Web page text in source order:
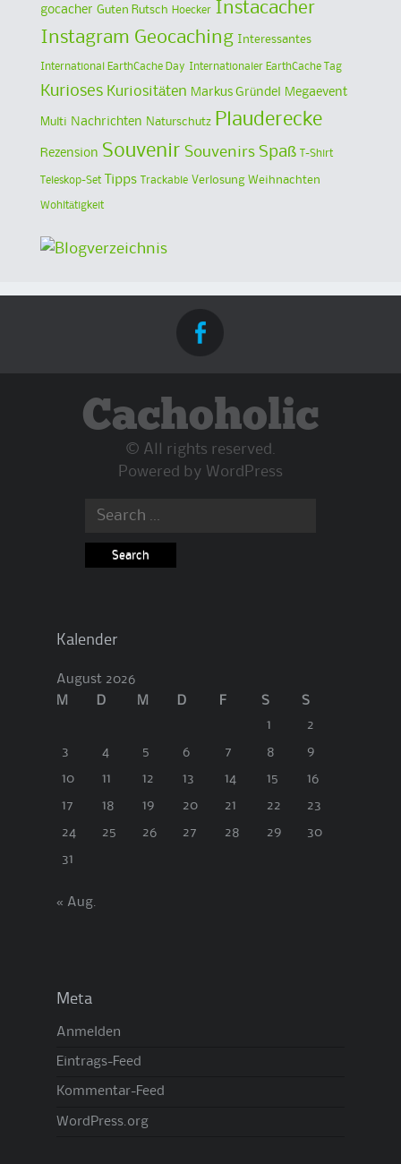
gocacher Guten Rutsch Hoecker Instacacher
Instagram Geocaching Interessantes
International EarthCache Day Internationaler EarthCache Tag
Kurioses Kuriositäten Markus Gründel Megaevent
Multi Nachrichten Naturschutz Plauderecke
Rezension Souvenir Souvenirs Spaß T-Shirt
Teleskop-Set Tipps Trackable Verlosung Weihnachten
Wohltätigkeit
Cachoholic
© All rights reserved.
Powered by WordPress
Search
Kalender
August 2026
M
D M D F S
S
1
2
3 4 5 6 7 8 9
10 11 12 13 14 15 16
17 18 19 20 21 22 23
24 25 26 27 28 29 30
31
« Aug.
Meta
Anmelden
Eintrags-Feed
Kommentar-Feed
WordPress.org